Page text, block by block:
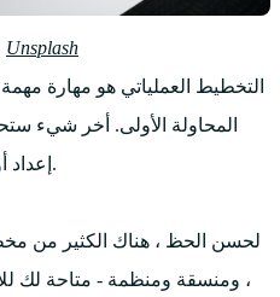
Unsplash
التخطيط العملياتي هو مهارة
المحاولة الأولى. أخر شيء
إعداد أوراق التخطيط المالي الخاصة بك.
لحسن الحظ ، هناك الكثير من
، ومنسقة ومنظمة - متاحة لك